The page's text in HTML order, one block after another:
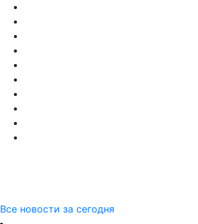
Все новости за сегодня